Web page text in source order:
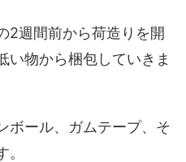
2週間前から荷造りを開
い物から梱包していきま
ボール、ガムテープ、そ